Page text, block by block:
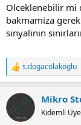
Olceklenebilir mi
bakmamiza
sinyalinin
R
e
c
t
i
s.dogacolakoglu
Mikro
Kıdemli Üye